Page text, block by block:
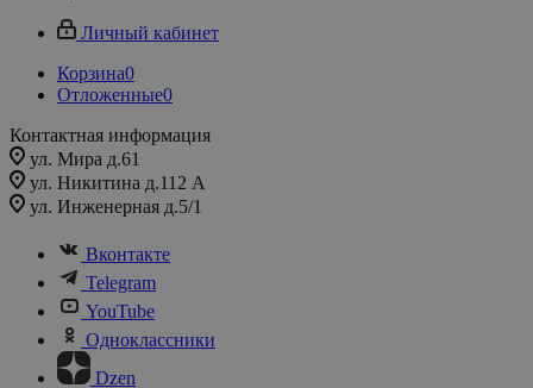
Личный кабинет
Корзина0
Отложенные0
Контактная информация
ул. Мира д.61
ул. Никитина д.112 А
ул. Инженерная д.5/1
Вконтакте
Telegram
YouTube
Одноклассники
Dzen